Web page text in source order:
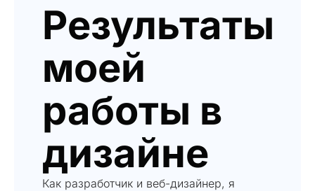
Результаты
моей
работы в
дизайне
Как разработчик и веб-дизайнер, я